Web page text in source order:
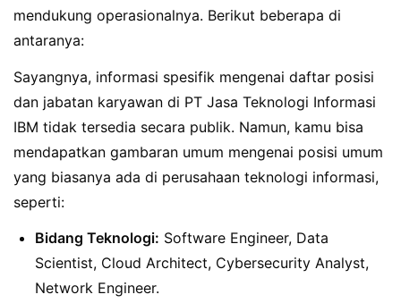
mendukung operasionalnya. Berikut beberapa di
antaranya:
Sayangnya, informasi spesifik mengenai daftar posisi
dan jabatan karyawan di PT Jasa Teknologi Informasi
IBM tidak tersedia secara publik. Namun, kamu bisa
mendapatkan gambaran umum mengenai posisi umum
yang biasanya ada di perusahaan teknologi informasi,
seperti:
Bidang Teknologi: Software Engineer, Data
Scientist, Cloud Architect, Cybersecurity Analyst,
Network Engineer.